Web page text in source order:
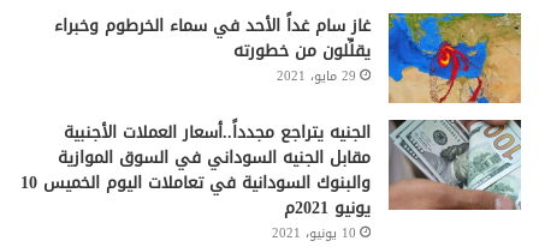
غاز سام غداً الأحد في سماء الخرطوم وخبراء
يقلِّلون من خطورته
29 مايو، 2021
الجنيه يتراجع مجدداً..أسعار العملات الأجنبية
مقابل الجنيه السوداني في السوق الموازية
والبنوك السودانية في تعاملات اليوم الخميس 10
يونيو 2021م
10 يونيو، 2021